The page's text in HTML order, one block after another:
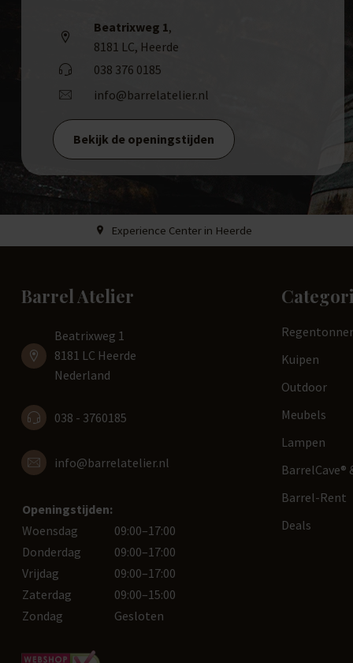
Beatrixweg 1,
8181 LC, Heerde
038 376 0185
info@barrelatelier.nl
Bekijk de openingstijden
Experience Center in Heerde
Barrel Atelier
Beatrixweg 1
8181 LC Heerde
Nederland
038 - 3760185
info@barrelatelier.nl
Openingstijden:
Woensdag
09:00–17:00
Donderdag
09:00–17:00
Vrijdag
09:00–17:00
Zaterdag
09:00–15:00
Zondag
Gesloten
Kuipen
Outdoor
Meubels
Lampen
BarrelCave®
Barrel-Rent
Deals